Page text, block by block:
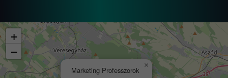
Marketing Professzorok
×
+
−